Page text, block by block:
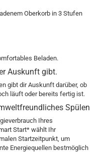
Oberkorb in 3 Stufen
Beladen.
Auskunft gibt.
gibt dir Auskunft darüber, ob
läuft oder bereits fertig ist.
Spülen
Ihres
Start* wählt Ihr
Startzeitpunkt, um
Energiequellen bestmöglich